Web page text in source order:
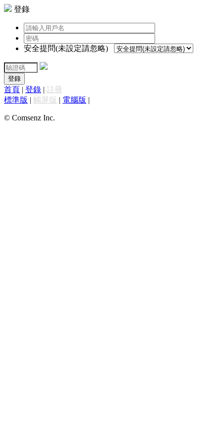
登錄
安全提問(未設定請忽略)
登錄
首頁 | 登錄 | 註冊
標準版 | 觸屏版 | 電腦版 |
© Comsenz Inc.